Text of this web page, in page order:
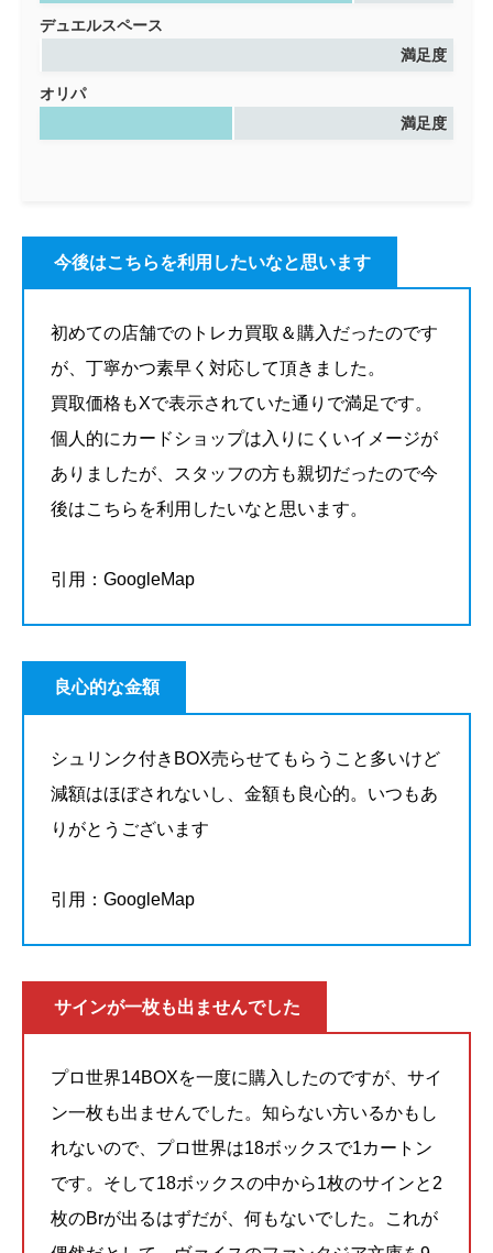
デュエルスペース
満足度
オリパ
満足度
今後はこちらを利用したいなと思います
初めての店舗でのトレカ買取＆購入だったのです
が、丁寧かつ素早く対応して頂きました。
買取価格もXで表示されていた通りで満足です。
個人的にカードショップは入りにくいイメージが
ありましたが、スタッフの方も親切だったので今
後はこちらを利用したいなと思います。
引用：GoogleMap
良心的な金額
シュリンク付きBOX売らせてもらうこと多いけど
減額はほぼされないし、金額も良心的。いつもあ
りがとうございます
引用：GoogleMap
サインが一枚も出ませんでした
プロ世界14BOXを一度に購入したのですが、サイ
ン一枚も出ませんでした。知らない方いるかもし
れないので、プロ世界は18ボックスで1カートン
です。そして18ボックスの中から1枚のサインと2
枚のBrが出るはずだが、何もないでした。これが